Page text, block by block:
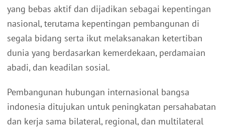
yang bebas aktif dan dijadikan sebagai kepentingan
nasional, terutama kepentingan pembangunan di
segala bidang serta ikut melaksanakan ketertiban
dunia yang berdasarkan kemerdekaan, perdamaian
abadi, dan keadilan sosial.
Pembangunan hubungan internasional bangsa
indonesia ditujukan untuk peningkatan persahabatan
dan kerja sama bilateral, regional, dan multilateral